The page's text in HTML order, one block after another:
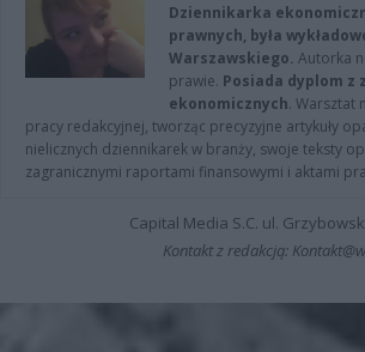
Dziennikarka
prawnych, była
Warszawskiego. Autorka
prawie. Posiada dyplom z
ekonomicznych. Warsztat
pracy redakcyjnej, tworząc precyzyjne artykuły
nielicznych dziennikarek w branży, swoje teksty
zagranicznymi raportami finansowymi i aktami
Capital Media S.C. ul.
Kontakt z redakcją: